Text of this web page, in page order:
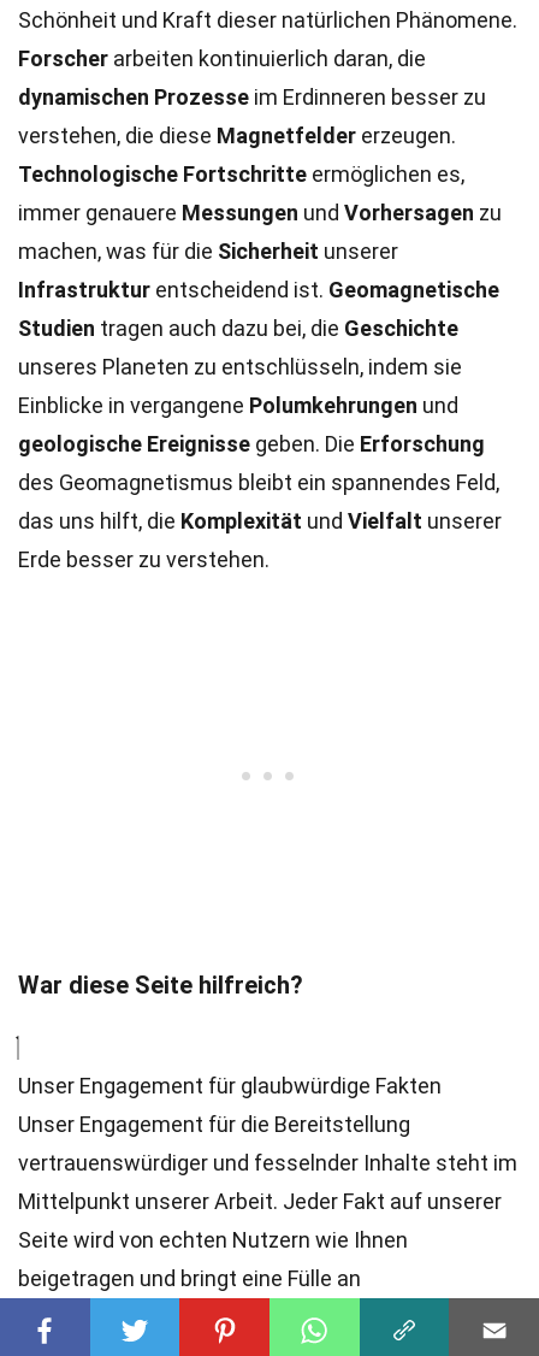
Schönheit und Kraft dieser natürlichen Phänomene.
Forscher arbeiten kontinuierlich daran, die
dynamischen Prozesse im Erdinneren besser zu
verstehen, die diese Magnetfelder erzeugen.
Technologische Fortschritte ermöglichen es,
immer genauere Messungen und Vorhersagen zu
machen, was für die Sicherheit unserer
Infrastruktur entscheidend ist. Geomagnetische
Studien tragen auch dazu bei, die Geschichte
unseres Planeten zu entschlüsseln, indem sie
Einblicke in vergangene Polumkehrungen und
geologische Ereignisse geben. Die Erforschung
des Geomagnetismus bleibt ein spannendes Feld,
das uns hilft, die Komplexität und Vielfalt unserer
Erde besser zu verstehen.
War diese Seite hilfreich?
Unser Engagement für glaubwürdige Fakten
Unser Engagement für die Bereitstellung
vertrauenswürdiger und fesselnder Inhalte steht im
Mittelpunkt unserer Arbeit. Jeder Fakt auf unserer
Seite wird von echten Nutzern wie Ihnen
beigetragen und bringt eine Fülle an
unterschiedlichen Einblicken und Informationen mit